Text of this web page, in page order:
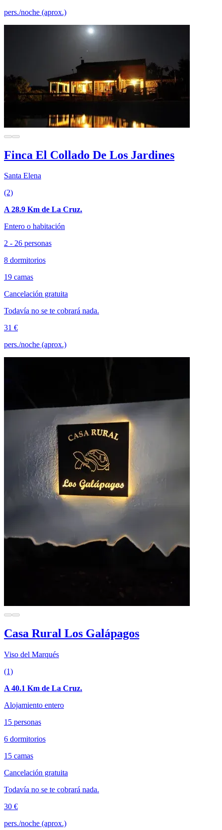
pers./noche (aprox.)
Finca El Collado De Los Jardines
Santa Elena
(2)
A 28.9 Km de La Cruz.
Entero o habitación
2 - 26 personas
8 dormitorios
19 camas
Cancelación gratuita
Todavía no se te cobrará nada.
31 €
pers./noche (aprox.)
Casa Rural Los Galápagos
Viso del Marqués
(1)
A 40.1 Km de La Cruz.
Alojamiento entero
15 personas
6 dormitorios
15 camas
Cancelación gratuita
Todavía no se te cobrará nada.
30 €
pers./noche (aprox.)